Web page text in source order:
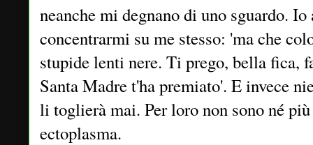
neanche mi degnano di uno sguardo.
concentrarmi su me stesso: 'ma che
stupide lenti nere. Ti prego, bella fica,
Santa Madre t'ha premiato'. E invece
li toglierà mai. Per loro non sono né
ectoplasma.